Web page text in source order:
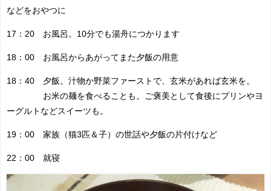
などをおやつに
17：20 お風呂。10分でも湯舟につかります
18：00 お風呂からあがってまた夕飯の用意
18：40 夕飯。汁物か野菜ファーストで、玄米があれば玄米を。
お米の麺を食べることも。ご褒美として食後にプリンやヨ
ーグルトなどスイーツも。
19：00 家族（猫3匹＆子）の世話や夕飯の片付けなど
22：00 就寝